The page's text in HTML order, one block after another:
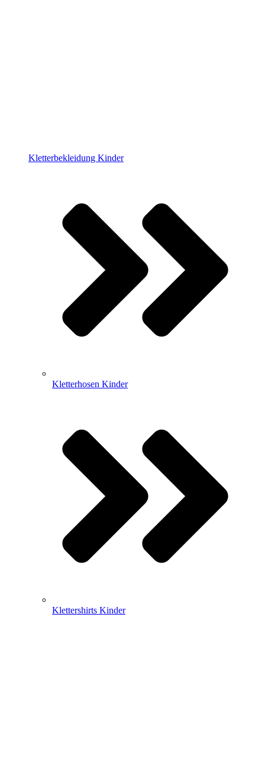
Kletterbekleidung Kinder
Kletterhosen Kinder
Klettershirts Kinder